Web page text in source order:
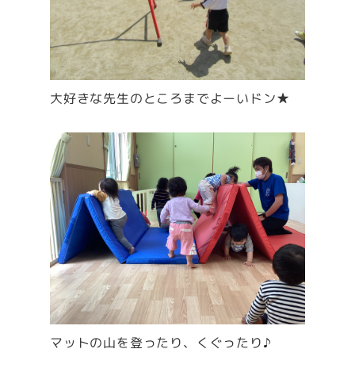
大好きな先生のところまでよーいドン★
マットの山を登ったり、くぐったり♪